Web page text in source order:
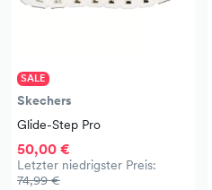
SALE
Skechers
Glide-Step Pro
50,00 €
Letzter niedrigster Preis:
74,99 €